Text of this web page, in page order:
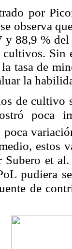
por
observa
y 88,9 %
Sin
tasa de
la
de cultivo
poca
estos
Subero et
pudiera
de